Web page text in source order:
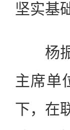
坚实基
杨振
主席单
下，在